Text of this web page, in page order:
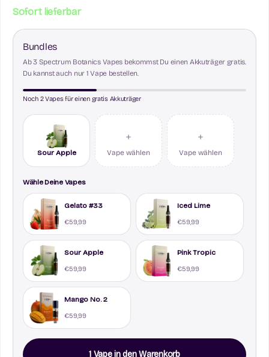
Sofort lieferbar
Bundles
Ab 3 Spectrum Botanics Vapes bekommst Du einen Akkuträger gratis.
Du kannst auch nur 1 Vape bestellen.
Noch 2 Vapes für einen gratis Akkuträger
Sour Apple
+
Vape wählen
+
Vape wählen
Wähle Deine Vapes
Gelato #33
€59,99
Iced Lime
€59,99
Sour Apple
€59,99
Pink Tropic
€59,99
Mango No. 2
€59,99
1 Vape in den Warenkorb